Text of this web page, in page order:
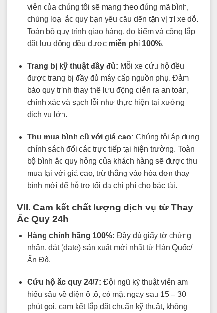
viên của chúng tôi sẽ mang theo đúng mã bình,
chủng loại ắc quy bạn yêu cầu đến tận vị trí xe đỗ.
Toàn bộ quy trình giao hàng, đo kiểm và công lắp
đặt lưu động đều được miễn phí 100%.
Trang bị kỹ thuật đầy đủ: Mỗi xe cứu hộ đều
được trang bị đầy đủ máy cấp nguồn phụ. Đảm
bảo quy trình thay thế lưu động diễn ra an toàn,
chính xác và sạch lỗi như thực hiện tại xưởng
dịch vụ lớn.
Thu mua bình cũ với giá cao: Chúng tôi áp dụng
chính sách đổi các trực tiếp tại hiện trường. Toàn
bộ bình ắc quy hỏng của khách hàng sẽ được thu
mua lại với giá cao, trừ thẳng vào hóa đơn thay
bình mới để hỗ trợ tối đa chi phí cho bác tài.
VII. Cam kết chất lượng dịch vụ từ Thay
Ắc Quy 24h
Hàng chính hãng 100%: Đầy đủ giấy tờ chứng
nhận, đát (date) sản xuất mới nhất từ Hàn Quốc/
Ấn Độ.
Cứu hộ ắc quy 24/7: Đội ngũ kỹ thuật viên am
hiểu sâu về điện ô tô, có mặt ngay sau 15 – 30
phút gọi, cam kết lắp đặt chuẩn kỹ thuật, không